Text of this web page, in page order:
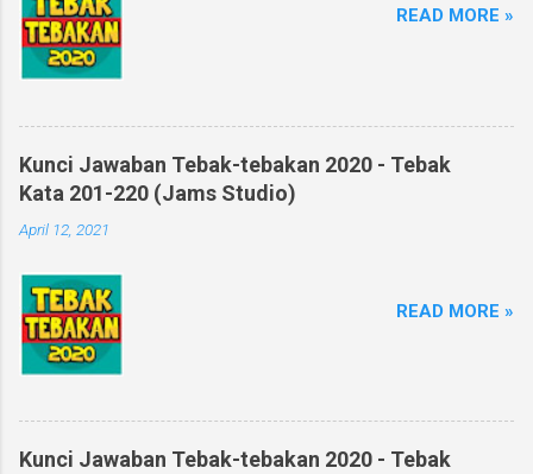
READ MORE »
Kunci Jawaban Tebak-tebakan 2020 - Tebak
Kata 201-220 (Jams Studio)
April 12, 2021
READ MORE »
Kunci Jawaban Tebak-tebakan 2020 - Tebak